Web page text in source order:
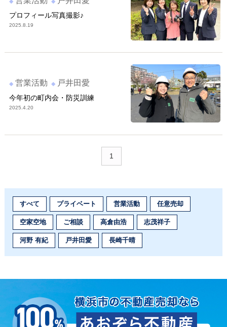
プロフィール写真撮影♪
2025.8.19
営業活動 戸井田愛
今年初の町内会・防災訓練
2025.4.20
1
すべて プライベート 営業活動 任意売却
空家空地 ご相談 高倉由浩 志茂祥子
河野 有紀 戸井田愛 長崎千晴